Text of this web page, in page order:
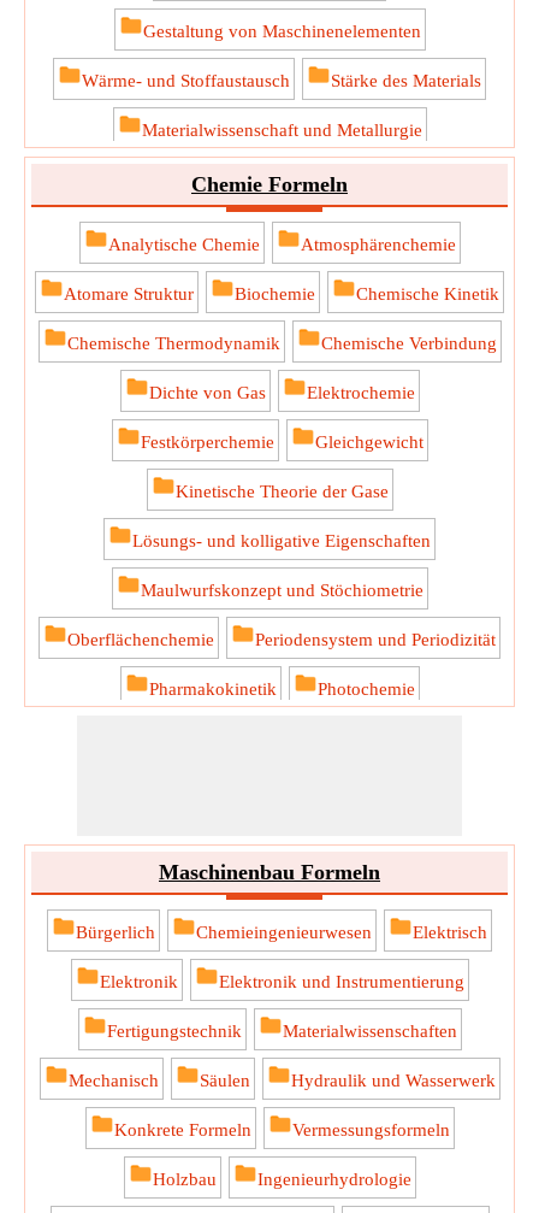
Gestaltung von Maschinenelementen
Wärme- und Stoffaustausch Stärke des Materials
Materialwissenschaft und Metallurgie
Chemie Formeln
Analytische Chemie Atmosphärenchemie
Atomare Struktur Biochemie Chemische Kinetik
Chemische Thermodynamik Chemische Verbindung
Dichte von Gas Elektrochemie
Festkörperchemie Gleichgewicht
Kinetische Theorie der Gase
Lösungs- und kolligative Eigenschaften
Maulwurfskonzept und Stöchiometrie
Oberflächenchemie Periodensystem und Periodizität
Pharmakokinetik Photochemie
Maschinenbau Formeln
Bürgerlich Chemieingenieurwesen Elektrisch
Elektronik Elektronik und Instrumentierung
Fertigungstechnik Materialwissenschaften
Mechanisch Säulen Hydraulik und Wasserwerk
Konkrete Formeln Vermessungsformeln
Holzbau Ingenieurhydrologie